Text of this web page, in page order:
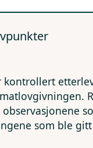
kontrollert
observasjonene
som ble